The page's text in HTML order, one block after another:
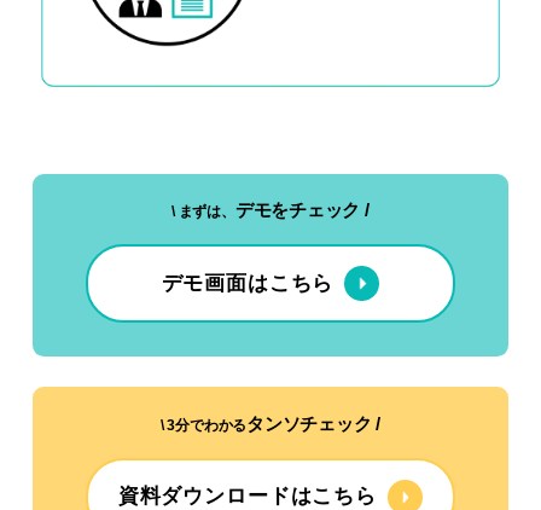
\ まずは、 デモをチェック /
デモ画面はこちら
\ 3分でわかるタンソチェック /
資料ダウンロードはこちら